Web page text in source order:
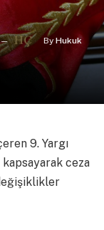
By Hukuk
9. Yargı
ceza